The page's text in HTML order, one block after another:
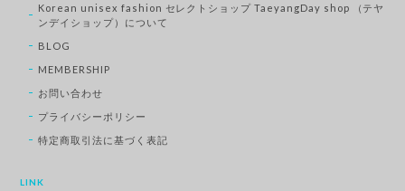
Korean unisex fashion セレクトショップ TaeyangDay shop （テヤ
ンデイショップ）について
BLOG
MEMBERSHIP
お問い合わせ
プライバシーポリシー
特定商取引法に基づく表記
LINK